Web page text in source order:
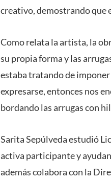
creativo, demostrando que
Como relata la artista, la
su propia forma y las
estaba tratando de imponer
expresarse, entonces nos
bordando las arrugas con
Sarita Sepúlveda estudió
activa participante y
además colabora con la